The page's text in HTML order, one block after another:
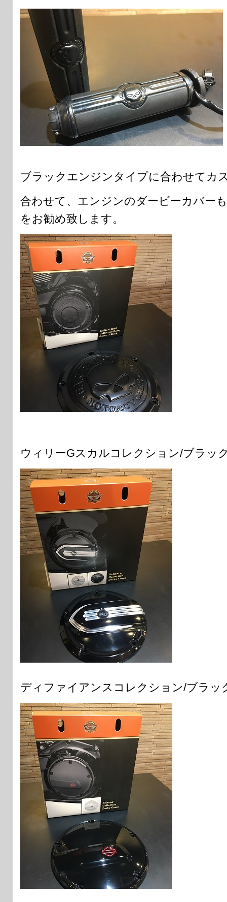
ブラックエンジンタイプに合わせてカ
合わせて、エンジンのダービーカバー
をお勧め致します。
ウィリーGスカルコレクション/ブラッ
ディファイアンスコレクション/ブラッ